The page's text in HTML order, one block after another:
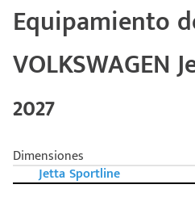
Equipamiento
VOLKSWAGEN
2027
Dimensiones
Jetta Sportline